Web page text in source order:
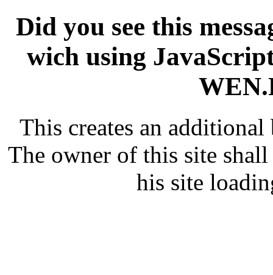
Did you see this
wich using
This creates an
The owner of this site
his site